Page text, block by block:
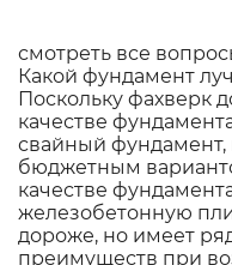
смотреть все
Какой фундамент
Поскольку фахверк
качестве
свайный
бюджетным
качестве
железобетонную
дороже, но имеет
преимуществ при